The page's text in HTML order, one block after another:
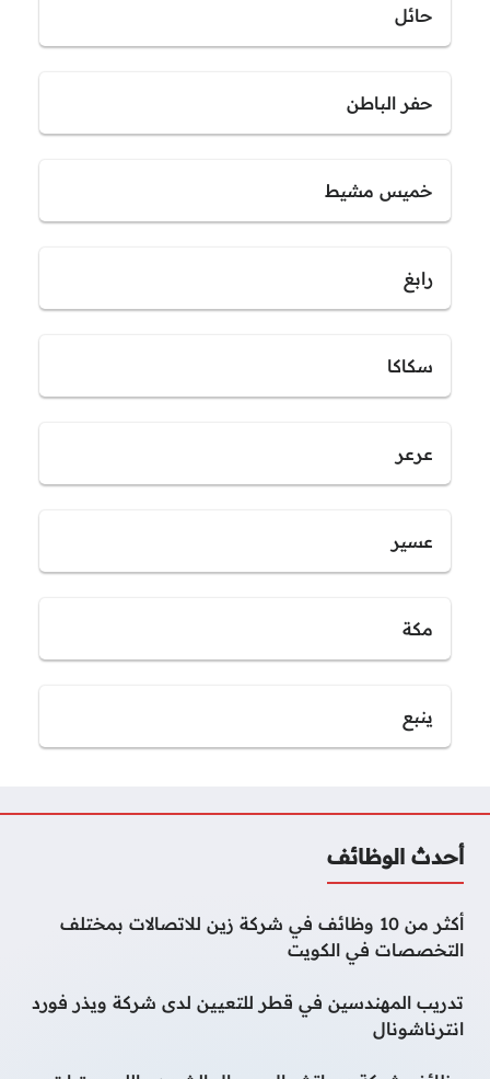
حائل
حفر الباطن
خميس مشيط
رابغ
سكاكا
عرعر
عسير
مكة
ينبع
أحدث الوظائف
أكثر من 10 وظائف في شركة زين للاتصالات بمختلف
التخصصات في الكويت
تدريب المهندسين في قطر للتعيين لدى شركة ويذر فورد
انترناشونال